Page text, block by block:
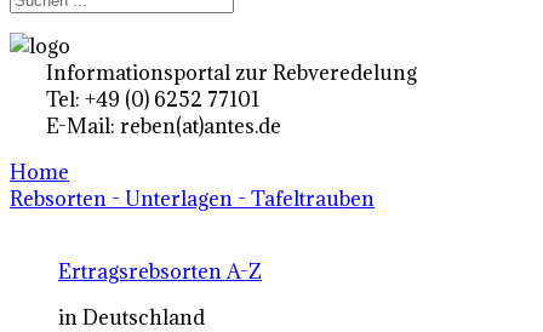
Informationsportal zur Rebveredelung
Tel: +49 (0) 6252 77101
E-Mail: reben(at)antes.de
Home
Rebsorten - Unterlagen - Tafeltrauben
Ertragsrebsorten A-Z
in Deutschland